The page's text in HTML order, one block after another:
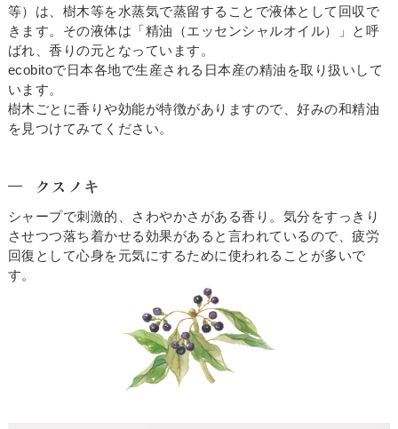
等）は、樹木等を水蒸気で蒸留することで液体として回収で
きます。その液体は「精油（エッセンシャルオイル）」と呼
ばれ、香りの元となっています。
ecobitoで日本各地で生産される日本産の精油を取り扱いして
います。
樹木ごとに香りや効能が特徴がありますので、好みの和精油
を見つけてみてください。
クスノキ
シャープで刺激的、さわやかさがある香り。気分をすっきり
させつつ落ち着かせる効果があると言われているので、疲労
回復として心身を元気にするために使われることが多いで
す。